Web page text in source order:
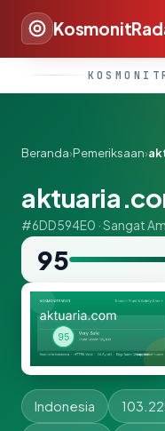
Beranda›Pemeriksaan›
#6DD594E0 · Sangat
95
Indonesia